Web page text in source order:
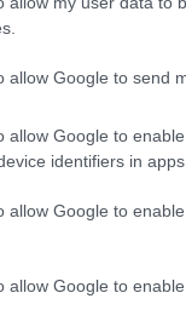
allow Google to send
allow Google to
identifiers in apps.
allow Google to
allow Google to
láthatóan
Márton,
Péter,